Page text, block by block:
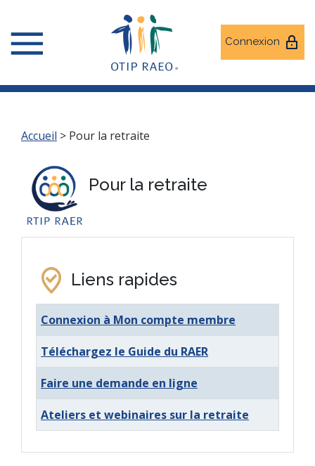
Connexion
Accueil > Pour la retraite
Pour la retraite
Liens rapides
Connexion à Mon compte membre
Téléchargez le Guide du RAER
Faire une demande en ligne
Ateliers et webinaires sur la retraite